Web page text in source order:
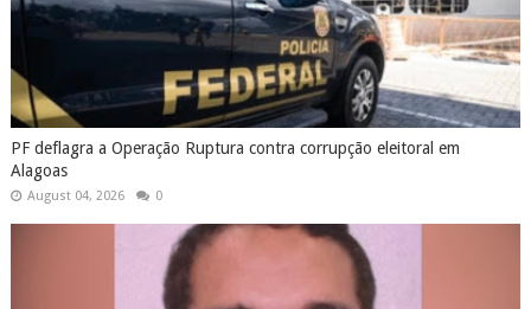
PF deflagra a Operação Ruptura contra corrupção eleitoral em
Alagoas
August 04, 2026 0